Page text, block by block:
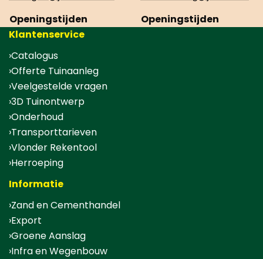
Openingstijden
Openingstijden
Klantenservice
Catalogus
Offerte Tuinaanleg
Veelgestelde vragen
3D Tuinontwerp
Onderhoud
Transporttarieven
Vlonder Rekentool
Herroeping
Informatie
Zand en Cementhandel
Export
Groene Aanslag
Infra en Wegenbouw